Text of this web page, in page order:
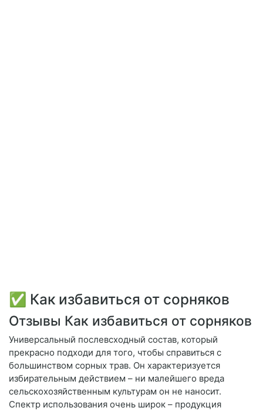
✅ Как избавиться от сорняков
Отзывы Как избавиться от сорняков
Универсальный послевсходный состав, который
прекрасно подходи для того, чтобы справиться с
большинством сорных трав. Он характеризуется
избирательным действием – ни малейшего вреда
сельскохозяйственным культурам он не наносит.
Спектр использования очень широк – продукция